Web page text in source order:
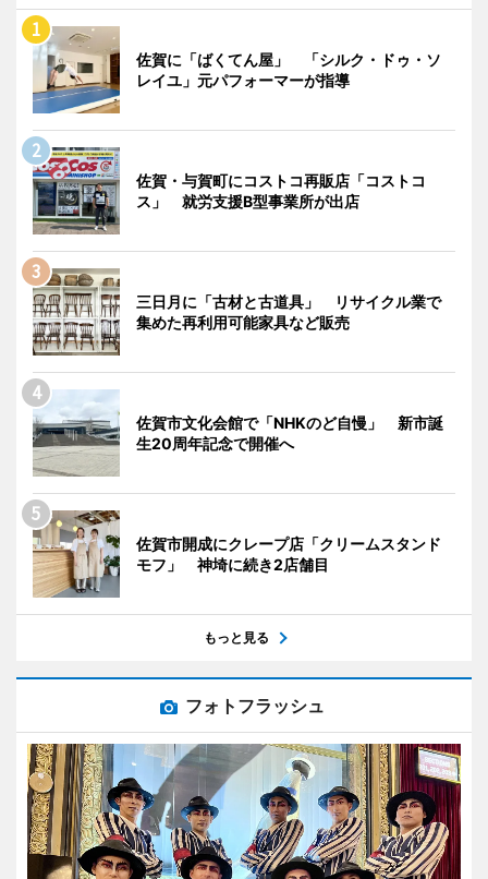
佐賀に「ばくてん屋」 「シルク・ドゥ・ソ
レイユ」元パフォーマーが指導
佐賀・与賀町にコストコ再販店「コストコ
ス」 就労支援B型事業所が出店
三日月に「古材と古道具」 リサイクル業で
集めた再利用可能家具など販売
佐賀市文化会館で「NHKのど自慢」 新市誕
生20周年記念で開催へ
佐賀市開成にクレープ店「クリームスタンド
モフ」 神埼に続き2店舗目
もっと見る
フォトフラッシュ